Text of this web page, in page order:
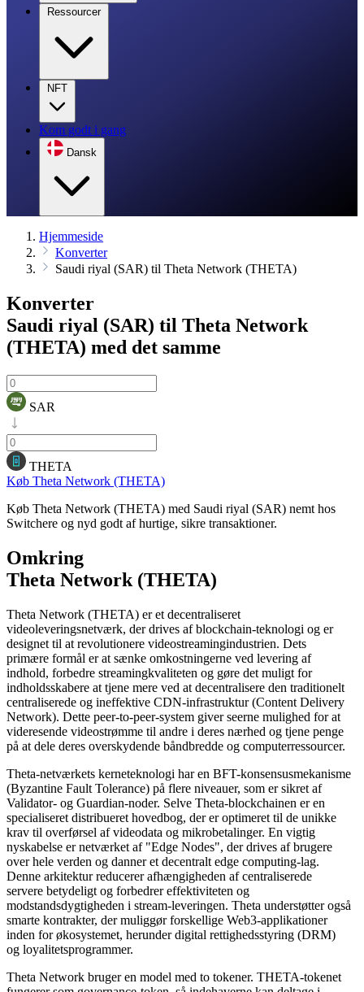
Ressourcer
NFT
Kom godt i gang
Dansk
Hjemmeside
Konverter
Saudi riyal (SAR) til Theta Network (THETA)
Konverter
Saudi riyal (SAR) til Theta Network
(THETA) med det samme
SAR
THETA
Køb Theta Network (THETA)
Køb Theta Network (THETA) med Saudi riyal (SAR) nemt hos
Switchere og nyd godt af hurtige, sikre transaktioner.
Omkring
Theta Network (THETA)
Theta Network (THETA) er et decentraliseret
videoleveringsnetværk, der drives af blockchain-teknologi og er
designet til at revolutionere videostreamingindustrien. Dets
primære formål er at sænke omkostningerne ved levering af
indhold, forbedre streamingkvaliteten og gøre det muligt for
indholdsskabere at tjene mere ved at decentralisere den traditionelt
centraliserede og ineffektive CDN-infrastruktur (Content Delivery
Network). Dette peer-to-peer-system giver seerne mulighed for at
videresende videostrømme til andre i deres nærhed og tjene penge
på at dele deres overskydende båndbredde og computerressourcer.
Theta-netværkets kerneteknologi har en BFT-konsensusmekanisme
(Byzantine Fault Tolerance) på flere niveauer, som er sikret af
Validator- og Guardian-noder. Selve Theta-blockchainen er en
specialiseret distribueret hovedbog, der er optimeret til de unikke
krav til overførsel af videodata og mikrobetalinger. En vigtig
nyskabelse er netværket af "Edge Nodes", der drives af brugere
over hele verden og danner et decentralt edge computing-lag.
Denne arkitektur reducerer afhængigheden af centraliserede
servere betydeligt og forbedrer effektiviteten og
modstandsdygtigheden i stream-leveringen. Theta understøtter også
smarte kontrakter, der muliggør forskellige Web3-applikationer
inden for økosystemet, herunder digital rettighedsstyring (DRM)
og loyalitetsprogrammer.
Theta Network bruger en model med to tokener. THETA-tokenet